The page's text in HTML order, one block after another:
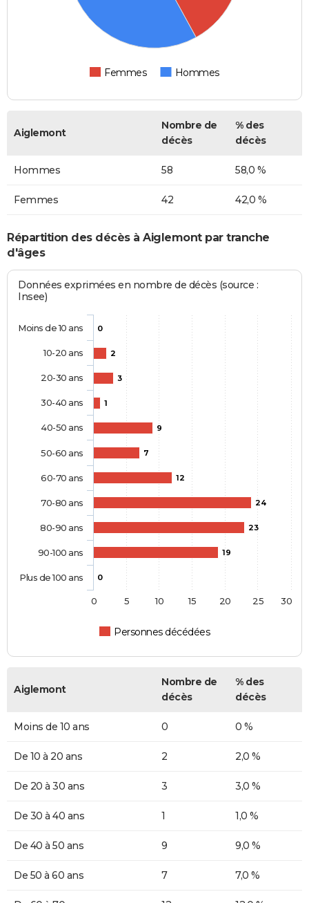
Femmes Hommes
Aiglemont
Nombre de
décès
% des
décès
Hommes 58 58,0 %
Femmes 42 42,0 %
Répartition des décès à Aiglemont par tranche
d'âges
Données exprimées en nombre de décès (source :
Insee)
0
2
3
1
9
7
12
24
23
19
0
Personnes décédées
Moins de 10 ans
10-20 ans
20-30 ans
30-40 ans
40-50 ans
50-60 ans
60-70 ans
70-80 ans
80-90 ans
90-100 ans
Plus de 100 ans
0 5 10 15 20 25 30
Aiglemont
Nombre de
décès
% des
décès
Moins de 10 ans 0 0 %
De 10 à 20 ans 2 2,0 %
De 20 à 30 ans 3 3,0 %
De 30 à 40 ans 1 1,0 %
De 40 à 50 ans 9 9,0 %
De 50 à 60 ans 7 7,0 %